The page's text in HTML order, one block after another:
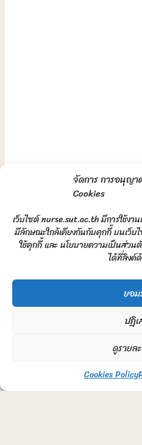
จัดการ การอนุญา
Cookies
เว็บไซต์ nurse.sut.ac.th มีการใช้งา
มีลักษณะใกล้เคียงกันกับคุกกี้ บนเว็บ
ใช้คุกกี้ และ นโยบายความเป็นส่วน
ได้ที่ลิงค์
ยอ
ปฏิเ
ดูรายล
Cookies Policy